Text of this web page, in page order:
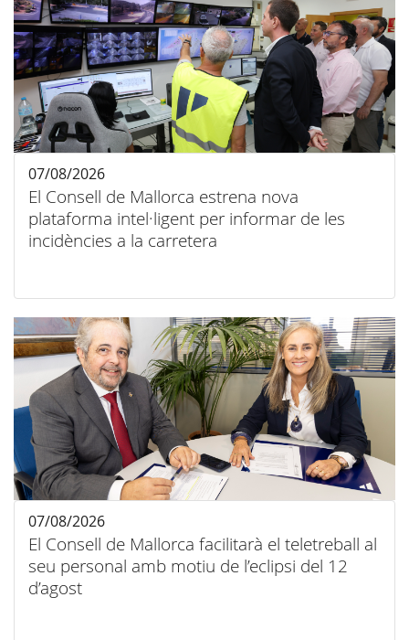
El Consell de Mallorca estrena nova
plataforma intel·ligent per informar de les
incidències a la carretera
07/08/2026
El Consell de Mallorca facilitarà el teletreball al
seu personal amb motiu de l’eclipsi del 12
d’agost
07/08/2026